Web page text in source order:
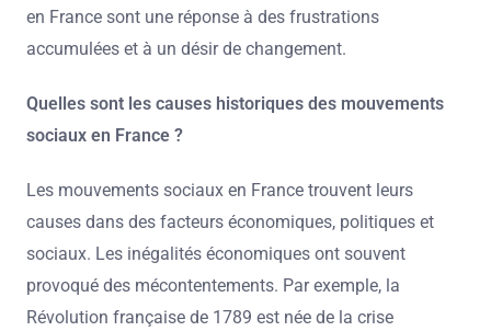
en France sont une réponse à des frustrations
accumulées et à un désir de changement.
Quelles sont les causes historiques des mouvements
sociaux en France ?
Les mouvements sociaux en France trouvent leurs
causes dans des facteurs économiques, politiques et
sociaux. Les inégalités économiques ont souvent
provoqué des mécontentements. Par exemple, la
Révolution française de 1789 est née de la crise